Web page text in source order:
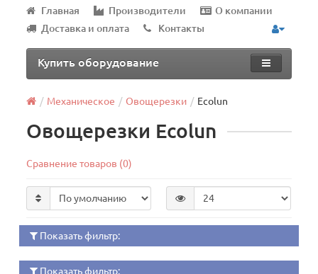
Главная Производители
О компании
Доставка и оплата
Контакты
Купить оборудование
Механическое Овощерезки Ecolun
Овощерезки Ecolun
Сравнение товаров (0)
Показать фильтр:
Показать фильтр: